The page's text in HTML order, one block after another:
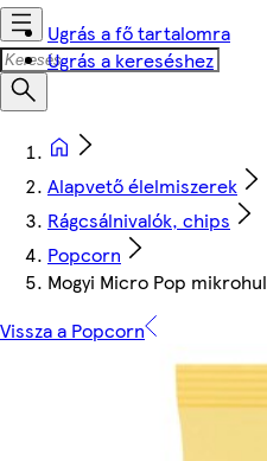
Ugrás a fő tartalomra
Ugrás a kereséshez
Alapvető élelmiszerek
Rágcsálnivalók, chips
Popcorn
Mogyi Micro Pop
Vissza a Popcorn